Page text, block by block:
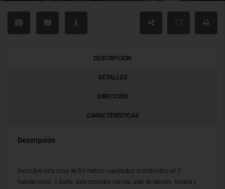
DESCRIPCIÓN
DETALLES
DIRECCIÓN
CARACTERÍSTICAS
Descripción
Descubre esta casa de 50 metros cuadrados distribuidos en 2
habitaciones, 1 baño, sala-comedor, cocina, area de labores, terraza y